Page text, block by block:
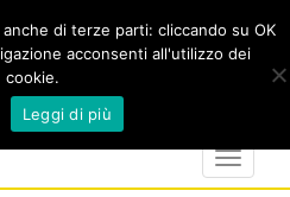
marker
calendar
Toggle
di terze parti: cliccando su OK
acconsenti all'utilizzo dei
cookie.
Leggi di più